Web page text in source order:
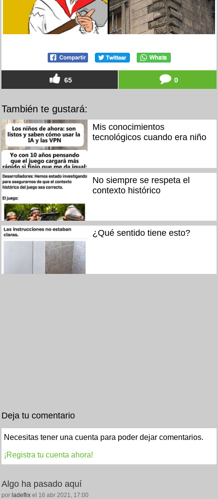
65 0
También te gustará:
Mis conocimientos
tecnológicos cuando era niño
No siempre se respeta el
contexto histórico
¿Qué sentido tiene esto?
Deja tu comentario
Necesitas tener una cuenta para poder dejar comentarios.
¡Registra tu cuenta ahora!
Algo ha pasado aquí
por ladeflix el 16 abr 2021, 17:00